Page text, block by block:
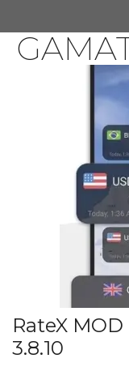
đến
nội
RateX
3.8.10